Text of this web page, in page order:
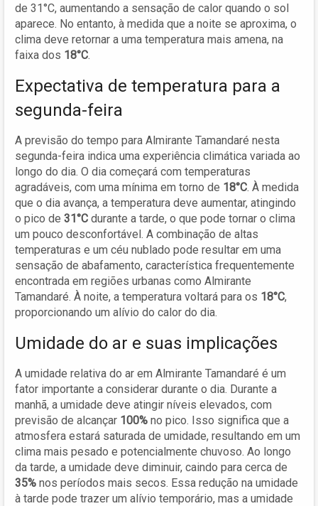
de 31°C, aumentando a sensação de calor quando o sol
aparece. No entanto, à medida que a noite se aproxima, o
clima deve retornar a uma temperatura mais amena, na
faixa dos 18°C.
Expectativa de temperatura para a
segunda-feira
A previsão do tempo para Almirante Tamandaré nesta
segunda-feira indica uma experiência climática variada ao
longo do dia. O dia começará com temperaturas
agradáveis, com uma mínima em torno de 18°C. À medida
que o dia avança, a temperatura deve aumentar, atingindo
o pico de 31°C durante a tarde, o que pode tornar o clima
um pouco desconfortável. A combinação de altas
temperaturas e um céu nublado pode resultar em uma
sensação de abafamento, característica frequentemente
encontrada em regiões urbanas como Almirante
Tamandaré. À noite, a temperatura voltará para os 18°C,
proporcionando um alívio do calor do dia.
Umidade do ar e suas implicações
A umidade relativa do ar em Almirante Tamandaré é um
fator importante a considerar durante o dia. Durante a
manhã, a umidade deve atingir níveis elevados, com
previsão de alcançar 100% no pico. Isso significa que a
atmosfera estará saturada de umidade, resultando em um
clima mais pesado e potencialmente chuvoso. Ao longo
da tarde, a umidade deve diminuir, caindo para cerca de
35% nos períodos mais secos. Essa redução na umidade
à tarde pode trazer um alívio temporário, mas a umidade